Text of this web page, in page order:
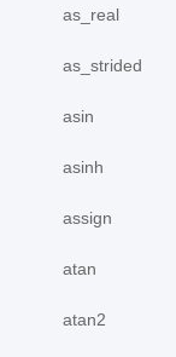
as_real
as_strided
asin
asinh
assign
atan
atan2